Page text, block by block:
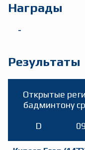
Награды
-
Результаты
Открытые
бадминтону
D